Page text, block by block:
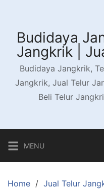
contentBudidaya
Jangkrik |
Budidaya Jangkrik,
Jangkrik, Jual Telur
Beli Telur
MENU
Home
Jual Telur